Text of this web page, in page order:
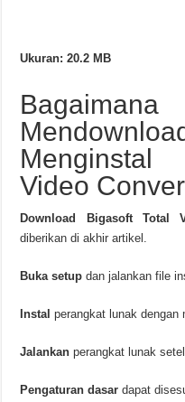
Ukuran: 20.2 MB
Video
Download Bigasoft Total
diberikan di akhir artikel.
Buka setup dan jalankan file
Instal perangkat lunak
Jalankan perangkat lunak
Pengaturan dasar dapat